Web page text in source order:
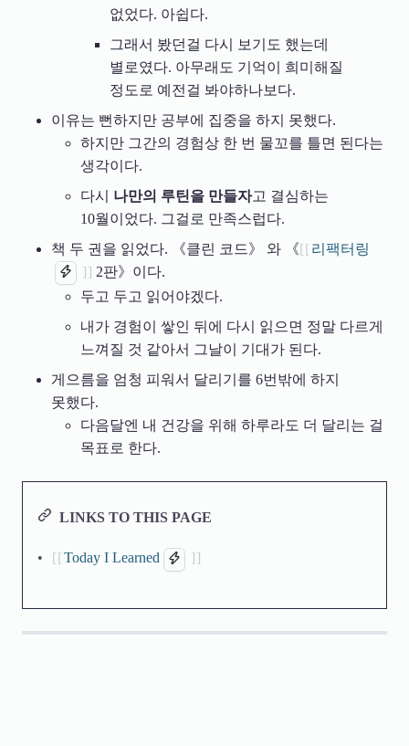
없었다. 아쉽다.
그래서 봤던걸 다시 보기도 했는데
별로였다. 아무래도 기억이 희미해질
정도로 예전걸 봐야하나보다.
이유는 뻔하지만 공부에 집중을 하지 못했다.
하지만 그간의 경험상 한 번 물꼬를 틀면 된다는
생각이다.
다시 나만의 루틴을 만들자고 결심하는
10월이었다. 그걸로 만족스럽다.
책 두 권을 읽었다. 《클린 코드》 와 《
리팩터링
2판》이다.
두고 두고 읽어야겠다.
내가 경험이 쌓인 뒤에 다시 읽으면 정말 다르게
느껴질 것 같아서 그날이 기대가 된다.
게으름을 엄청 피워서 달리기를 6번밖에 하지
못했다.
다음달엔 내 건강을 위해 하루라도 더 달리는 걸
목표로 한다.
LINKS TO THIS PAGE
Today I Learned